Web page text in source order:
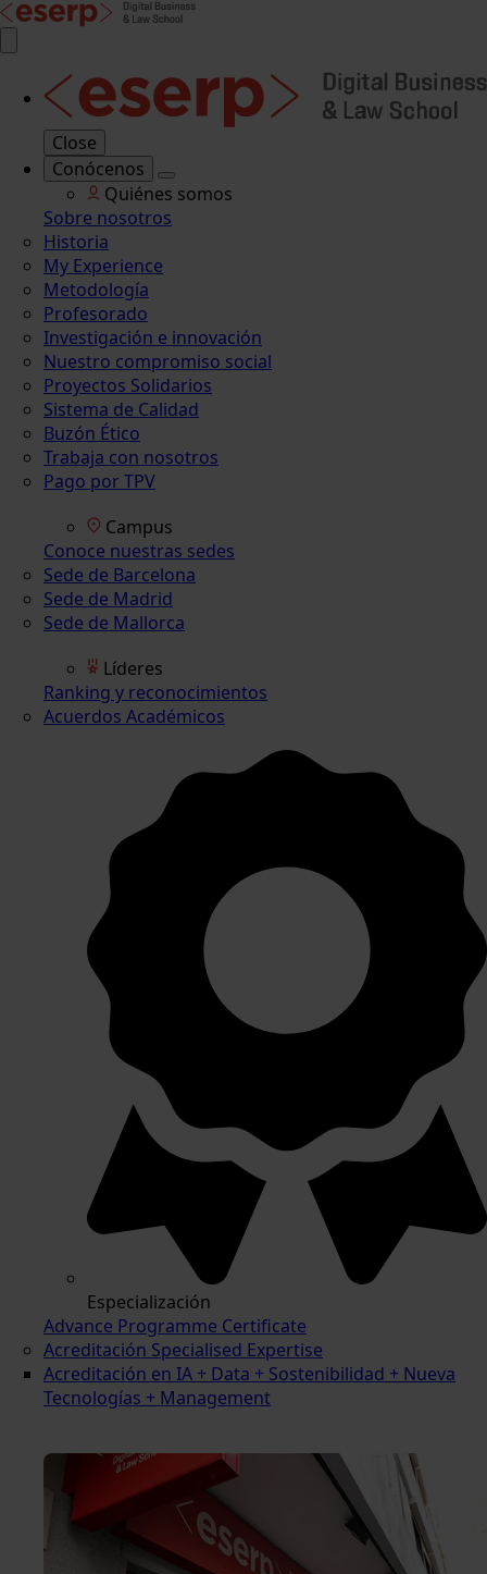
Close
Conócenos
Quiénes somos
Sobre nosotros
Historia
My Experience
Metodología
Profesorado
Investigación e innovación
Nuestro compromiso social
Proyectos Solidarios
Sistema de Calidad
Buzón Ético
Trabaja con nosotros
Pago por TPV
Campus
Conoce nuestras sedes
Sede de Barcelona
Sede de Madrid
Sede de Mallorca
Líderes
Ranking y reconocimientos
Acuerdos Académicos
Especialización
Advance Programme Certificate
Acreditación Specialised Expertise
Acreditación en IA + Data + Sostenibilidad + Nueva
Tecnologías + Management